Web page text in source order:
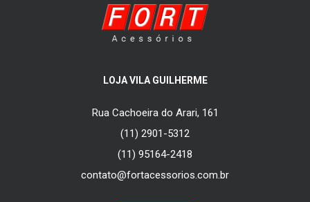
LOJA VILA GUILHERME
Rua Cachoeira do Arari, 161
(11) 2901-5312
(11) 95164-2418
contato@fortacessorios.com.br